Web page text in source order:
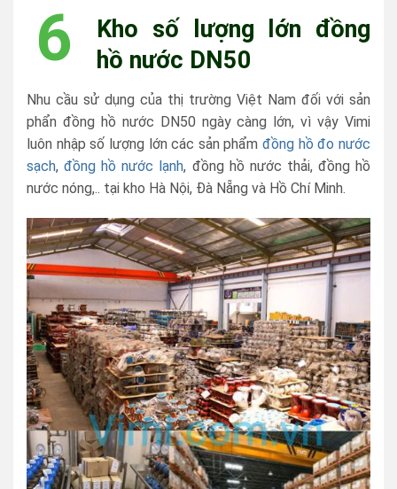
6
Kho số lượng lớn đồng
hồ nước DN50
Nhu cầu sử dụng của thị trường Việt Nam đối với sản
phẩn đồng hồ nước DN50 ngày càng lớn, vì vậy Vimi
luôn nhập số lượng lớn các sản phẩmđồng hồ đo nước
sạch,đồng hồ nước lạnh, đồng hồ nước thải, đồng hồ
nước nóng,.. tại kho Hà Nội, Đà Nẵng và Hồ Chí Minh.